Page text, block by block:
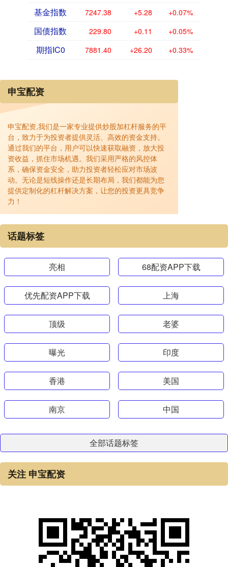
基金指数 7247.38 +5.28 +0.07%
国债指数 229.80 +0.11 +0.05%
期指IC0 7881.40 +26.20 +0.33%
申宝配资
申宝配资,我们是一家专业提供炒股加杠杆服务的平
台，致力于为投资者提供灵活、高效的资金支持。
通过我们的平台，用户可以快速获取融资，放大投
资收益，抓住市场机遇。我们采用严格的风控体
系，确保资金安全，助力投资者轻松应对市场波
动。无论是短线操作还是长期布局，我们都能为您
提供定制化的杠杆解决方案，让您的投资更具竞争
力！
话题标签
亮相 68配资APP下载
优先配资APP下载 上海
顶级 老婆
曝光 印度
香港 美国
南京 中国
全部话题标签
关注 申宝配资